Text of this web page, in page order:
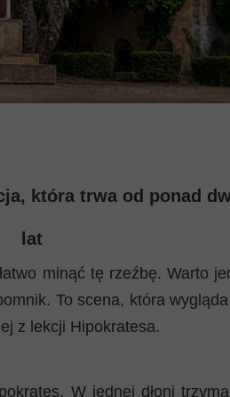
która trwa od ponad
lat
minąć tę rzeźbę. Warto
To scena, która
z lekcji Hipokratesa.
W jednej dłoni